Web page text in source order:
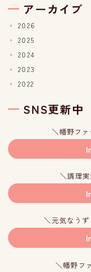
アーカイブ
2026
2025
2024
2023
2022
SNS更新中
＼幡野フ
＼調理
＼元気なう
＼幡野フ